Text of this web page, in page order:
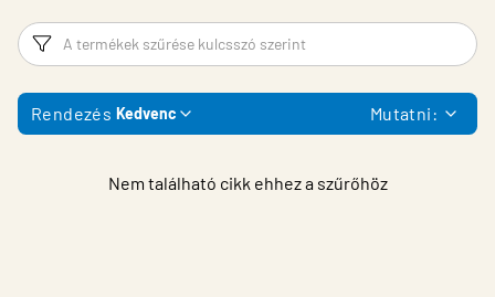
Lindabról
Fenntarthatóság
Kapcsolat
Szűrő
Rendezés Kedvenc Mutatni:
Nem található cikk ehhez a szűrőhöz